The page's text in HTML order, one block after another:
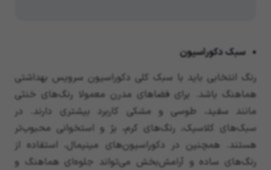
سبک دکوراسیون
رنگ انتخابی باید با سبک کلی دکوراسیون سرویس بهداشتی
هماهنگ باشد. برای فضاهای مدرن معمولا رنگ‌های خنثی
مانند سفید، طوسی و مشکی کاربرد بیشتری دارند. در
سبک‌های کلاسیک، رنگ‌های کرم، بژ و استخوانی محبوب‌تر
هستند. همچنین در دکوراسیون‌های مینیمال، استفاده از
رنگ‌های ساده و آرامش‌بخش می‌تواند جلوه‌ای هماهنگ و